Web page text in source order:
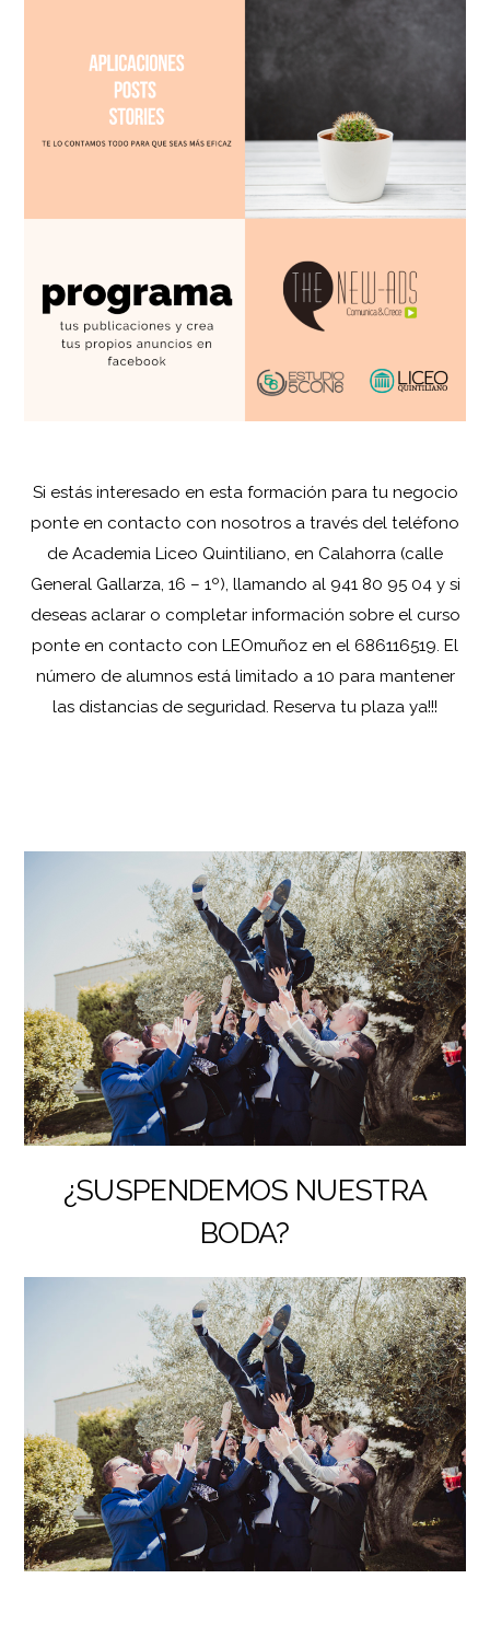
Si estás interesado en esta formación para tu negocio
ponte en contacto con nosotros a través del teléfono
de Academia Liceo Quintiliano, en Calahorra (calle
General Gallarza, 16 – 1º), llamando al 941 80 95 04 y si
deseas aclarar o completar información sobre el curso
ponte en contacto con LEOmuñoz en el 686116519. El
número de alumnos está limitado a 10 para mantener
las distancias de seguridad. Reserva tu plaza ya!!!
¿SUSPENDEMOS NUESTRA
BODA?